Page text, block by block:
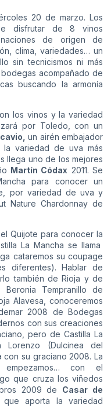
20 de marzo. Los
disfrutar de 8 vinos
de origen de
clima, variedades… un
sin tecnicismos ni más
acompañado de
buscando la armonía
los vinos y la variedad
por Toledo, con un
un airén embajador
variedad de uva más
llega uno de los mejores
Martín Códax 2011. Se
para conocer un
por variedad de uva y
Nature Chardonnay de
Quijote para conocer la
La Mancha se llama
cataremos su coupage
diferentes). Hablar de
también de Rioja y de
Tempranillo de
Alavesa, conoceremos
2008 de Bodegas
con sus creaciones
pero de Castilla La
Lorenzo (Dulcinea del
con su graciano 2008. La
con el
que cruza los viñedos
2009 de Casar de
aporta la variedad